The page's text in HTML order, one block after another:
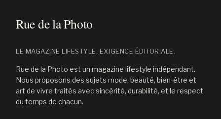
LE MAGAZINE LIFESTYLE, EXIGENCE ÉDITORIALE.
Rue de la Photo est un magazine lifestyle indépendant.
Nous proposons des sujets mode, beauté, bien-être et
art de vivre traités avec sincérité, durabilité, et le respect
du temps de chacun.